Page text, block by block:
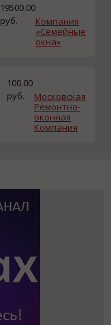
19500.00
руб.
Компания
«Семейные
окна»
100.00
руб.
Московская
Ремонтно-
оконная
Компания